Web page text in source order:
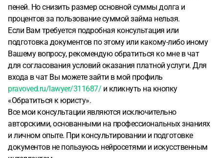
пеней. Но снизить размер основной суммы долга и
процентов за пользование суммой займа нельзя.
Если Вам требуется подробная консультация или
подготовка документов по этому или какому-либо иному
Вашему вопросу, рекомендую обратиться ко мне в чат
для согласования условий оказания платной услуги. Для
входа в чат Вы можете зайти в мой профиль
pravoved.ru/lawyer/311687/ и кликнуть на кнопку
«Обратиться к юристу».
Все мои консультации являются исключительно
авторскими, основанными на профессиональных знаниях
и личном опыте. При консультировании и подготовке
документов не пользуюсь нейросетями и искусственным